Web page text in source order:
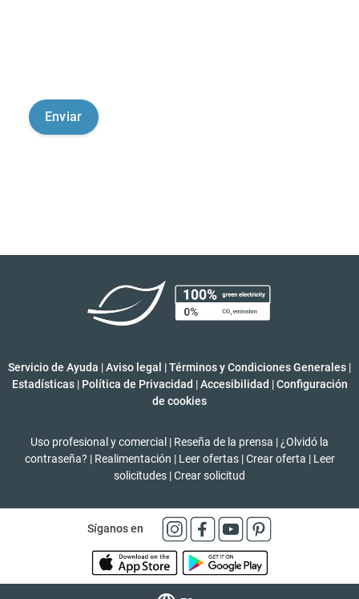
Servicio de Ayuda |Aviso legal |Términos y Condiciones Generales |
Estadísticas | Política de Privacidad | Accesibilidad | Configuración
de cookies
Uso profesional y comercial | Reseña de la prensa | ¿Olvidó la
contraseña? | Realimentación | Leer ofertas | Crear oferta | Leer
solicitudes |Crear solicitud
Síganos en